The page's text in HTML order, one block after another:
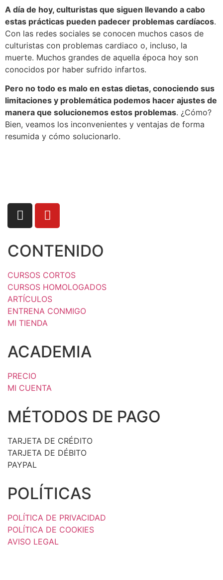
A día de hoy, culturistas que siguen llevando a cabo
estas prácticas pueden padecer problemas cardíacos.
Con las redes sociales se conocen muchos casos de
culturistas con problemas cardiaco o, incluso, la
muerte. Muchos grandes de aquella época hoy son
conocidos por haber sufrido infartos.
Pero no todo es malo en estas dietas, conociendo sus
limitaciones y problemática podemos hacer ajustes de
manera que solucionemos estos problemas. ¿Cómo?
Bien, veamos los inconvenientes y ventajas de forma
resumida y cómo solucionarlo.
CONTENIDO
CURSOS CORTOS
CURSOS HOMOLOGADOS
ARTÍCULOS
ENTRENA CONMIGO
MI TIENDA
ACADEMIA
PRECIO
MI CUENTA
MÉTODOS DE PAGO
TARJETA DE CRÉDITO
TARJETA DE DÉBITO
PAYPAL
POLÍTICAS
POLÍTICA DE PRIVACIDAD
POLÍTICA DE COOKIES
AVISO LEGAL